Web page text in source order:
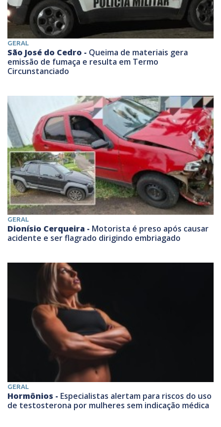
GERAL
São José do Cedro - Queima de materiais gera
emissão de fumaça e resulta em Termo
Circunstanciado
GERAL
Dionísio Cerqueira - Motorista é preso após causar
acidente e ser flagrado dirigindo embriagado
GERAL
Hormônios - Especialistas alertam para riscos do uso
de testosterona por mulheres sem indicação médica